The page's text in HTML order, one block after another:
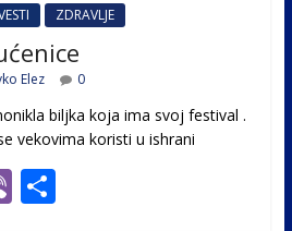
ZDRAVLJE
Elez 0
biljka koja ima svoj festival .
vekovima koristi u ishrani
Vi S